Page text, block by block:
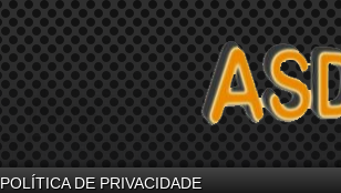
POLÍTICA DE PRIVACIDADE